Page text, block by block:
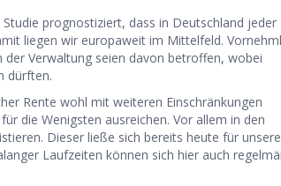
prognostiziert, dass in Deutschland jeder
liegen wir europaweit im Mittelfeld.
Verwaltung seien davon betroffen, wobei
dürften.
Rente wohl mit weiteren Einschränkungen
die Wenigsten ausreichen. Vor allem in den
Dieser ließe sich bereits heute für unsere
Laufzeiten können sich hier auch